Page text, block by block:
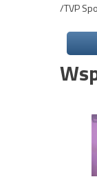
/TVP